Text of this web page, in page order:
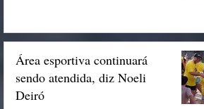
Área esportiva continuará
sendo atendida, diz Noeli
Deiró